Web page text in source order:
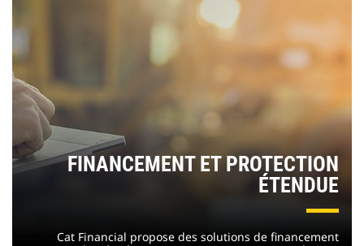
FINANCEMENT ET PROTECTION
ÉTENDUE
Cat Financial propose des solutions de financement